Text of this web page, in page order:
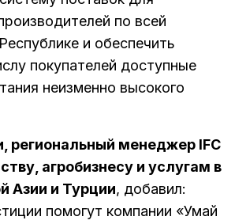
по всей
и обеспечить
покупателей доступные
неизменно высокого
региональный менеджер IFC
агробизнесу и услугам в
Азии и Турции, добавил:
помогут компании «Умай